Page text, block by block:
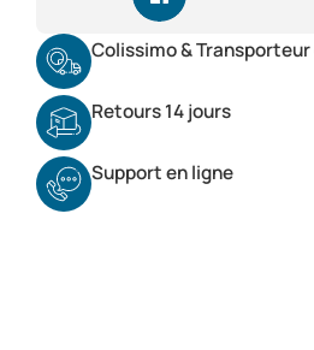
Colissimo &
Retours 14 jours
Support en ligne